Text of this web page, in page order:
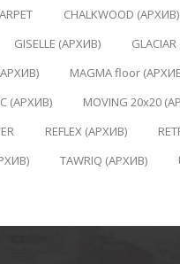
CHALKWOOD (АРХИВ)
GISELLE (АРХИВ)
MAGMA floor
(АРХИВ) MOVING 20x20
REFLEX (АРХИВ)
TAWRIQ (АРХИВ)